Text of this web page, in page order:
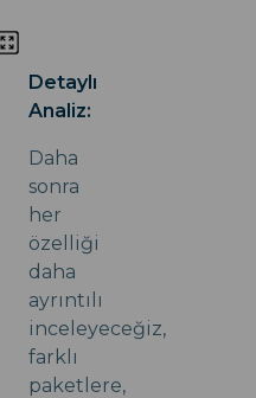
Detaylı
Analiz:
Daha
sonra
her
özelliği
daha
ayrıntılı
inceleyeceğiz,
farklı
paketlere,